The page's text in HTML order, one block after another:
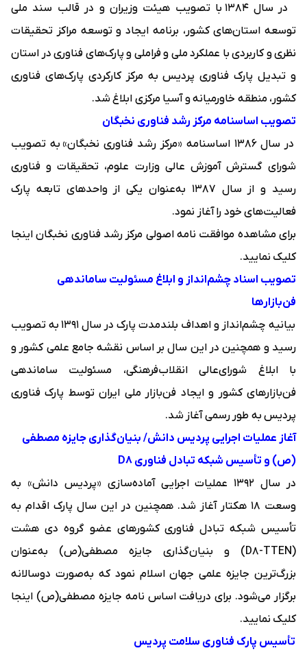
در سال ۱۳۸۴ با تصویب هیئت وزیران و در قالب سند ملی
توسعه استان‌های کشور، برنامه ایجاد و توسعه مراکز تحقیقات
نظری و کاربردی با عملکرد ملی و فراملی و پارک‌های فناوری در استان
و تبدیل پارک فناوری پردیس به مرکز کارکردی پارک‌های فناوری
کشور، منطقه خاورمیانه و آسیا مرکزی ابلاغ شد.
تصویب اساسنامه مرکز رشد فناوری نخبگان
در سال ۱۳۸۶ اساسنامه «
مرکز رشد فناوری نخبگان» به تصویب
شورای گسترش آموزش عالی وزارت علوم، تحقیقات و فناوری
رسید و از سال ۱۳۸۷ به‌عنوان یکی از واحدهای تابعه پارک
فعالیت‌های خود را آغاز نمود.
برای مشاهده موافقت نامه اصولی مرکز رشد فناوری نخبگان اینجا
کلیک نمایید.
تصویب اسناد چشم‌انداز و ابلاغ مسئولیت ساماندهی
فن‌بازارها
بیانیه چشم‌انداز و اهداف بلندمدت پارک در سال ۱۳۹۱ به تصویب
رسید و همچنین در این سال بر اساس نقشه جامع علمی کشور و
با ابلاغ شورای‌عالی انقلاب‌فرهنگی، مسئولیت ساماندهی
فن‌بازارهای کشور و ایجاد فن‌بازار ملی ایرانتوسط پارک فناوری
پردیس به طور رسمی آغاز شد.
آغاز عملیات اجرایی پردیس دانش/ بنیان‌گذاری جایزه مصطفی
(ص) و تأسیس شبکه تبادل فناوری D8
در سال ۱۳۹۲ عملیات اجرایی آماده‌سازی «پردیس دانش» به
وسعت ۱۸ هکتار آغاز شد. همچنین در این سال پارک اقدام به
تأسیس شبکه تبادل فناوری کشورهای عضو گروه دی هشت
(D8-TTEN)
و بنیان‌گذاری جایزه مصطفی(ص) به‌عنوان
بزرگ‌ترین جایزه علمی جهان اسلام نمود که به‌صورت دوسالانه
برگزار می‌شود. برای دریافت اساس نامه جایزه مصطفی(ص) اینجا
کلیک نمایید.
تأسیس پارک فناوری سلامت پردیس